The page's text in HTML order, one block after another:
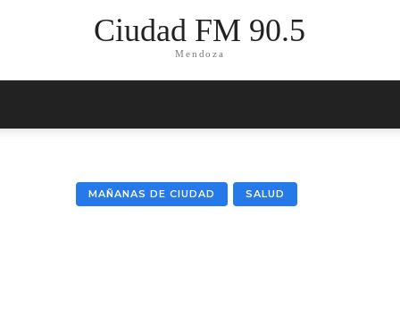
Ciudad FM 90.5
Mendoza
MAÑANAS DE CIUDAD SALUD